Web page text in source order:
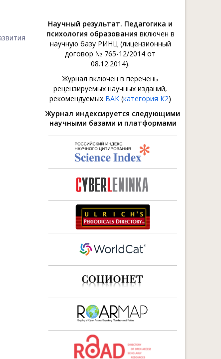
Научный результат. Педагогика и
психология образования включен в
научную базу РИНЦ (лицензионный
договор № 765-12/2014 от
08.12.2014).
Журнал включен в перечень
рецензируемых научных изданий,
рекомендуемых ВАК (категория К2)
Журнал индексируется следующими
научными базами и платформами